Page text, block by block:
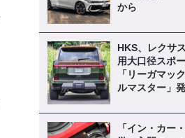
から
HKS、レクサ
用大口径スポ
「リーガマッ
ルマスター」
「イン・カー